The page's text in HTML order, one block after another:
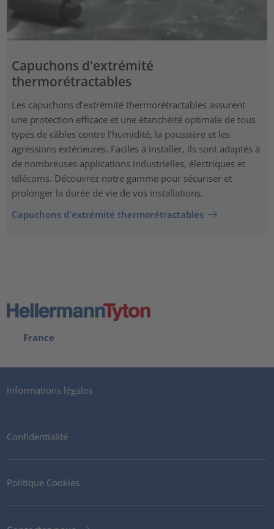
Capuchons d'extrémité
thermorétractables
Les capuchons d’extrémité thermorétractables assurent
une protection efficace et une étanchéité optimale de tous
types de câbles contre l’humidité, la poussière et les
agressions extérieures. Faciles à installer, ils sont adaptés à
de nombreuses applications industrielles, électriques et
télécoms. Découvrez notre gamme pour sécuriser et
prolonger la durée de vie de vos installations.
Capuchons d'extrémité thermorétractables
France
Informations légales
Confidentialité
Politique Cookies